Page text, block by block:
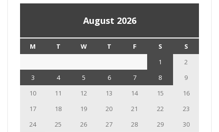
August 2026
M T W T F S
S
1
2
3
4 5 6 7 8
9
10
11 12 13 14 15
16
17
18 19 20 21 22
23
24
25 26 27 28 29
30